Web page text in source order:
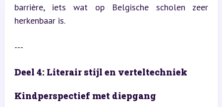
barrière, iets wat op Belgische scholen zeer
herkenbaar is.
---
Deel 4: Literair stijl en verteltechniek
Kindperspectief met diepgang